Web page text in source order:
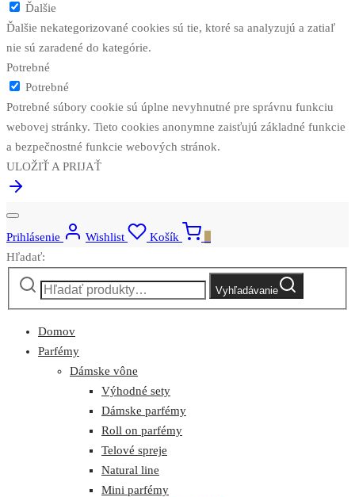
Ďalšie
Ďalšie nekategorizované cookies sú tie, ktoré sa analyzujú a zatiaľ
nie sú zaradené do kategórie.
Potrebné
Potrebné
Potrebné súbory cookie sú úplne nevyhnutné pre správnu funkciu
webovej stránky. Tieto cookies anonymne zaisťujú základné funkcie
a bezpečnostné funkcie webových stránok.
ULOŽIŤ A PRIJAŤ
Prihlásenie Wishlist Košík
Hľadať:
Vyhľadávanie
Domov
Parfémy
Dámske vône
Výhodné sety
Dámske parfémy
Roll on parfémy
Telové spreje
Natural line
Mini parfémy